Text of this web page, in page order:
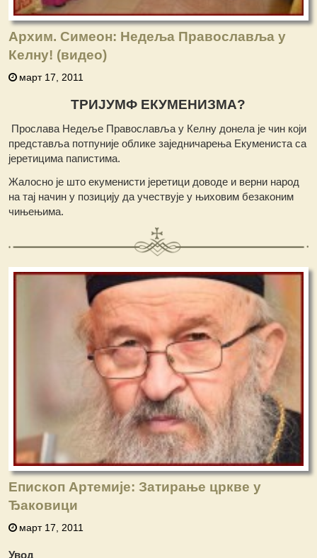
Архим. Симеон: Недеља Православља у
Келну! (видео)
март 17, 2011
TРИЈУМФ ЕКУМЕНИЗМА?
Прослава Недеље Православља у Келну донела је чин који
представља потпуније облике заједничарења Екумениста са
јеретицима папистима.
Жалосно је што екуменисти јеретици доводе и верни народ
на тај начин у позицију да учествује у њиховим безаконим
чињењима.
Епископ Артемије: Затирање цркве у
Ђаковици
март 17, 2011
Увод